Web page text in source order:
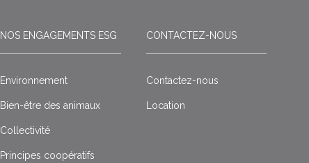
NOS ENGAGEMENTS ESG
Environnement
Bien-être des animaux
Collectivité
Principes coopératifs
CONTACTEZ-NOUS
Contactez-nous
Location